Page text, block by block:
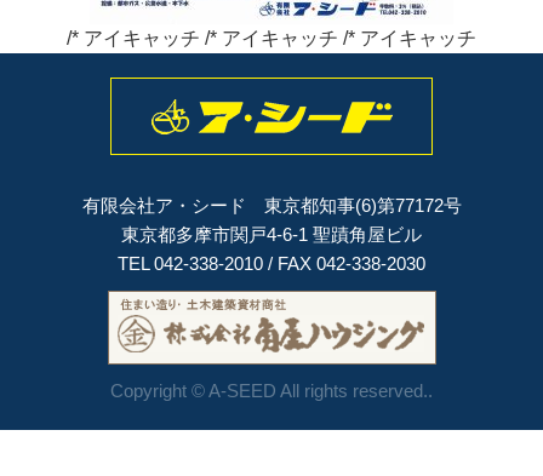
/* アイキャッチ /* アイキャッチ /* アイキャッチ
有限会社ア・シード 東京都知事(6)第77172号
東京都多摩市関戸4-6-1 聖蹟角屋ビル
TEL 042-338-2010 / FAX 042-338-2030
Copyright © A-SEED All rights reserved..